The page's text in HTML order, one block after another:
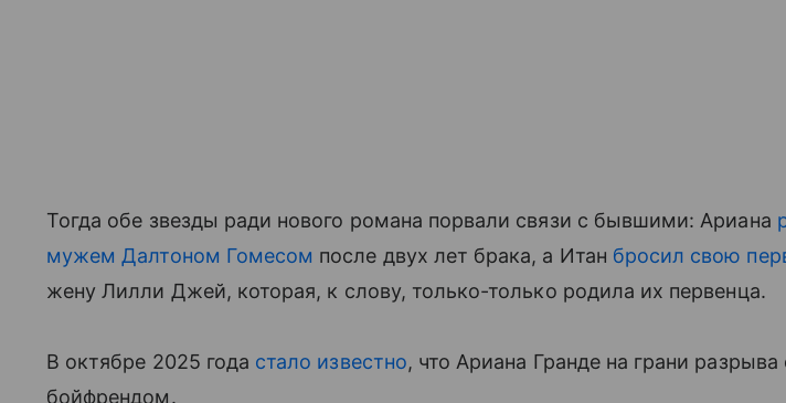
Тогда обе звезды ради нового романа порвали связи с бывшими: Ариана
мужем Далтоном Гомесом после двух лет брака, а Итан бросил свою
жену Лилли Джей, которая, к слову, только-только родила их первенца.
В октябре 2025 года стало известно, что Ариана Гранде на грани разрыва
бойфрендом.